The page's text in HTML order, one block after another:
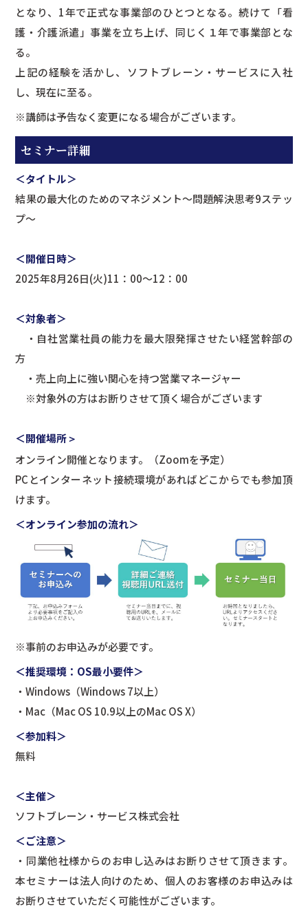
となり、1年で正式な事業部のひとつとなる。続けて「看
護・介護派遣」事業を立ち上げ、同じく１年で事業部とな
る。
上記の経験を活かし、ソフトブレーン・サービスに入社
し、現在に至る。
※講師は予告なく変更になる場合がございます。
セミナー詳細
＜タイトル＞
結果の最大化のためのマネジメント～問題解決思考9ステッ
プ～
＜開催日時＞
2025年8月26日(火)11：00～12：00
＜対象者＞
・自社営業社員の能力を最大限発揮させたい経営幹部の
方
・売上向上に強い関心を持つ営業マネージャー
※対象外の方はお断りさせて頂く場合がございます
＜開催場所＞
オンライン開催となります。（Zoomを予定）
PCとインターネット接続環境があればどこからでも参加頂
けます。
＜オンライン参加の流れ＞
※事前のお申込みが必要です。
＜推奨環境：OS最小要件＞
・Windows（Windows 7以上）
・Mac（Mac OS 10.9以上のMac OS X）
＜参加料＞
無料
＜主催＞
ソフトブレーン・サービス株式会社
＜ご注意＞
・同業他社様からのお申し込みはお断りさせて頂きます。
本セミナーは法人向けのため、個人のお客様のお申込みは
お断りさせていただく可能性がございます。